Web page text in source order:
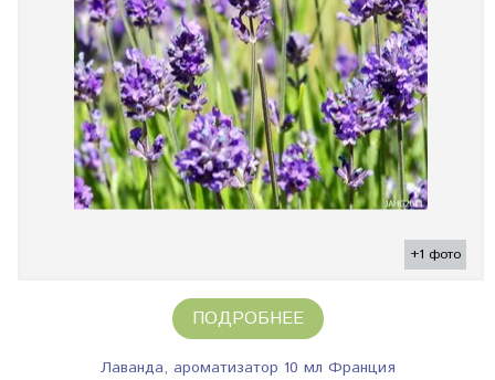
+1 фото
ПОДРОБНЕЕ
Лаванда, ароматизатор 10 мл Франция